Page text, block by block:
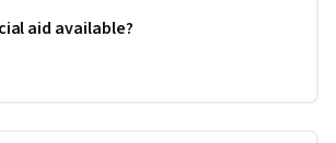
aid available?